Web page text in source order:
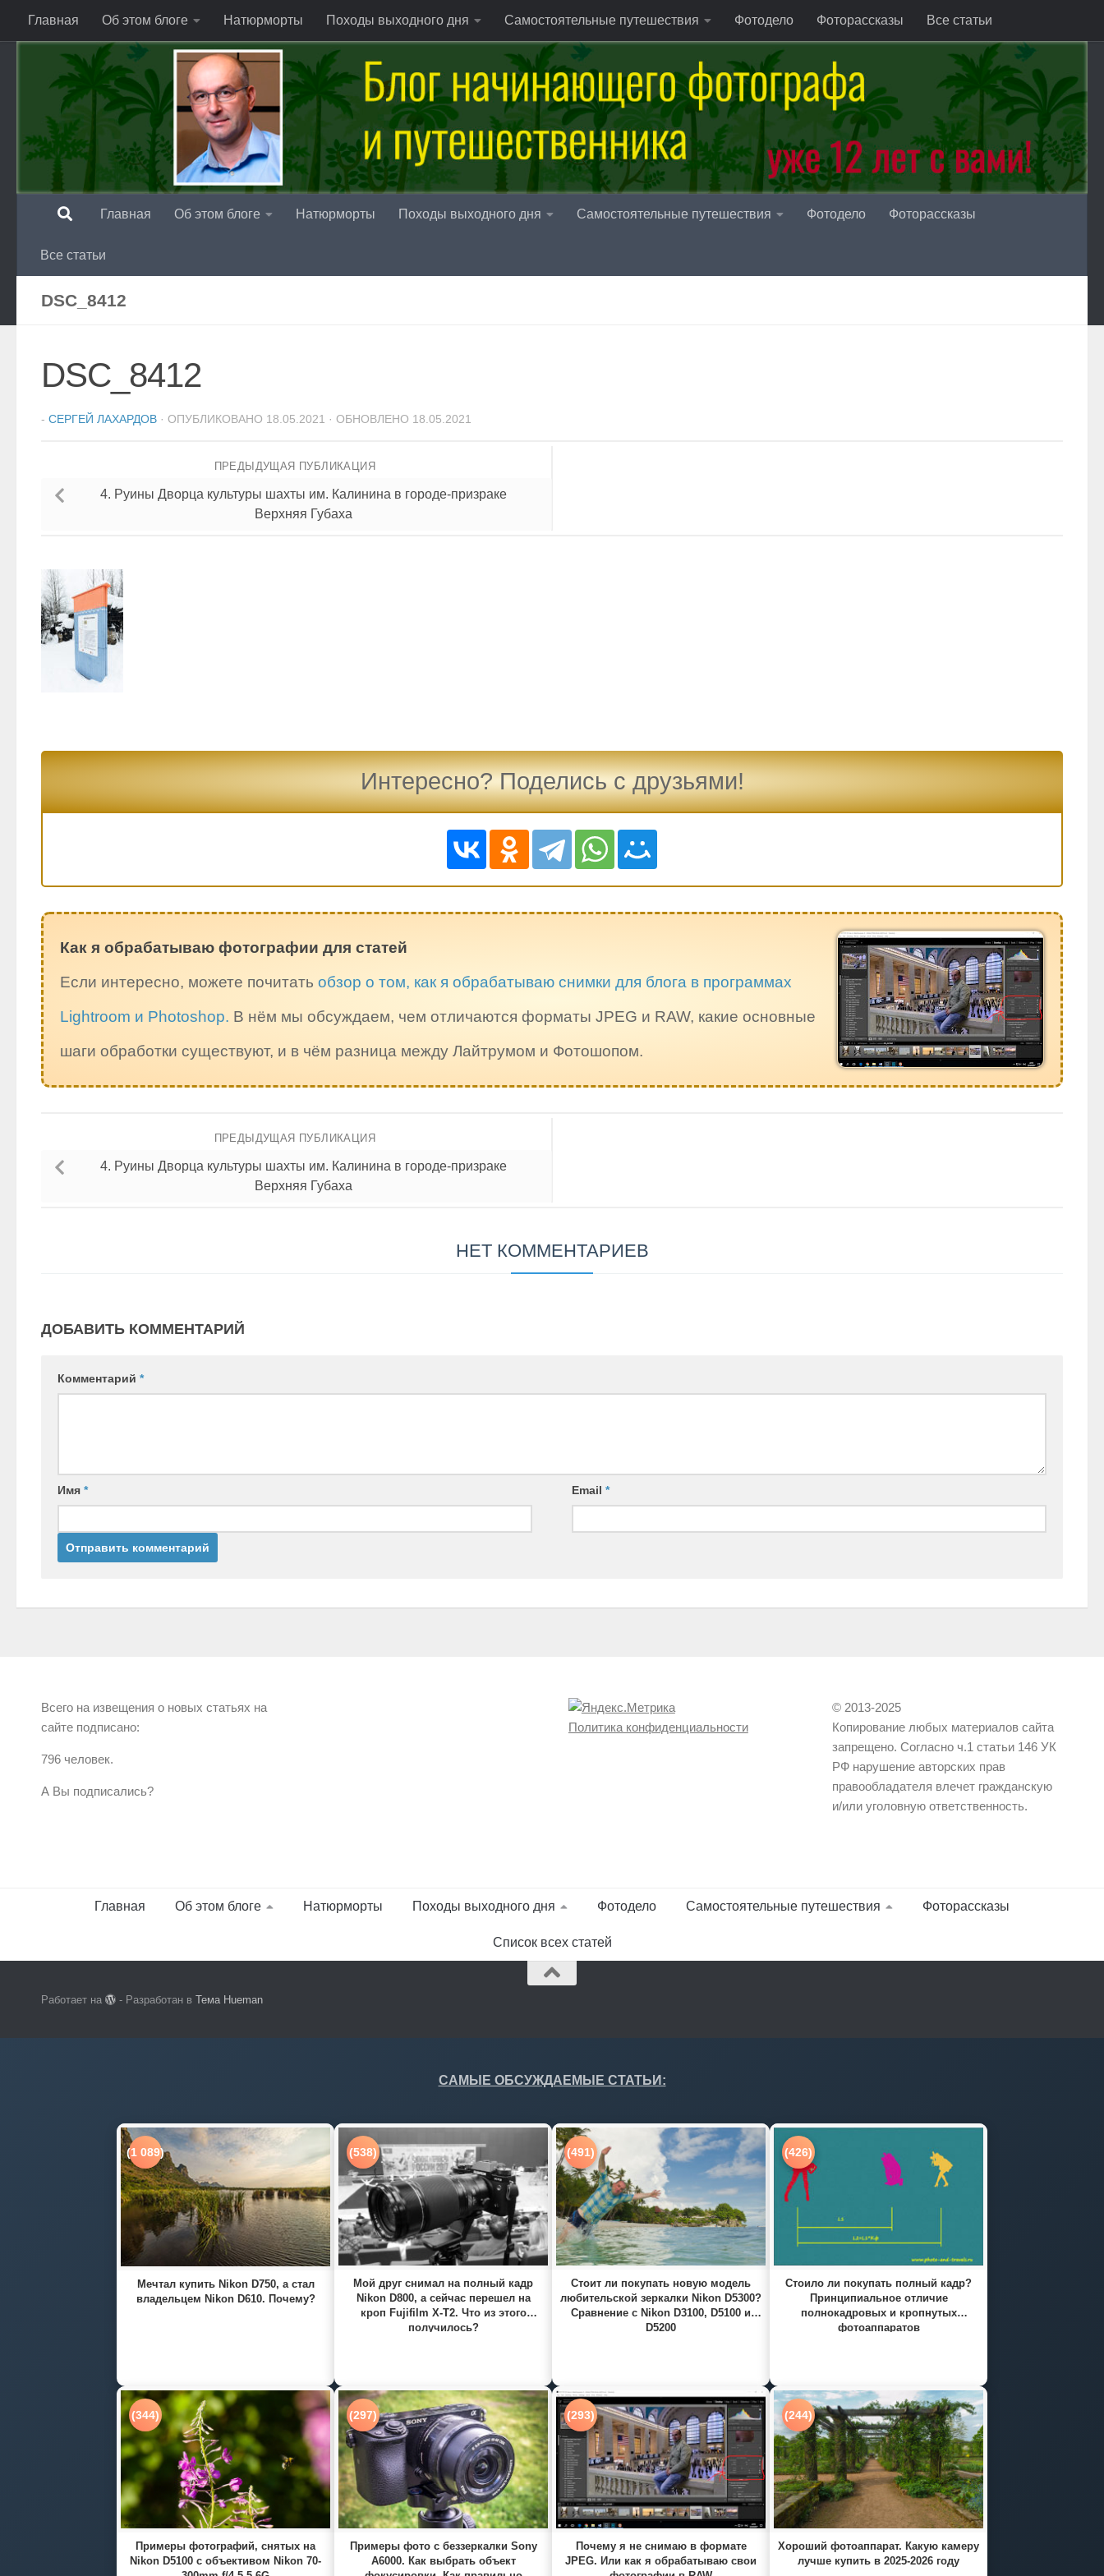
Перейти к содержимому
Главная Об этом блоге Натюрморты Походы выходного дня Самостоятельные путешествия Фотодело Фоторассказы Все статьи
Главная Об этом блоге Натюрморты Походы выходного дня Самостоятельные путешествия Фотодело Фоторассказы
Все статьи
DSC_8412
DSC_8412
- СЕРГЕЙ ЛАХАРДОВ · ОПУБЛИКОВАНО 18.05.2021 · ОБНОВЛЕНО 18.05.2021
ПРЕДЫДУЩАЯ ПУБЛИКАЦИЯ
4. Руины Дворца культуры шахты им. Калинина в городе-призраке
Верхняя Губаха
Интересно? Поделись с друзьями!
Как я обрабатываю фотографии для статей
Если интересно, можете почитать обзор о том, как я обрабатываю снимки для блога в программах
Lightroom и Photoshop. В нём мы обсуждаем, чем отличаются форматы JPEG и RAW, какие основные
шаги обработки существуют, и в чём разница между Лайтрумом и Фотошопом.
ПРЕДЫДУЩАЯ ПУБЛИКАЦИЯ
4. Руины Дворца культуры шахты им. Калинина в городе-призраке
Верхняя Губаха
НЕТ КОММЕНТАРИЕВ
ДОБАВИТЬ КОММЕНТАРИЙ
Комментарий *
Имя * Email*
Всего на извещения о новых статьях на
сайте подписано:
796 человек.
А Вы подписались?
Политика конфиденциальности
© 2013-2025
Копирование любых материалов сайта
запрещено. Согласно ч.1 статьи 146 УК
РФ нарушение авторских прав
правообладателя влечет гражданскую
и/или уголовную ответственность.
Главная Об этом блоге Натюрморты Походы выходного дня Фотодело Самостоятельные путешествия Фоторассказы
Список всех статей
Работает на - Разработан вТема Hueman
САМЫЕ ОБСУЖДАЕМЫЕ СТАТЬИ:
(1 089)
Мечтал купить Nikon D750, а стал
владельцем Nikon D610. Почему?
(538)
Мой друг снимал на полный кадр
Nikon D800, а сейчас перешел на
кроп Fujifilm X-T2. Что из этого
получилось?
(491)
Стоит ли покупать новую модель
любительской зеркалки Nikon D5300?
Сравнение с Nikon D3100, D5100 и
D5200
(426)
Стоило ли покупать полный кадр?
Принципиальное отличие
полнокадровых и кропнутых
фотоаппаратов
(344)
Примеры фотографий, снятых на
Nikon D5100 с объективом Nikon 70-
(297)
Примеры фото с беззеркалки Sony
A6000. Как выбрать объект
(293)
Почему я не снимаю в формате
JPEG. Или как я обрабатываю свои
(244)
Хороший фотоаппарат. Какую камеру
лучше купить в 2025-2026 году